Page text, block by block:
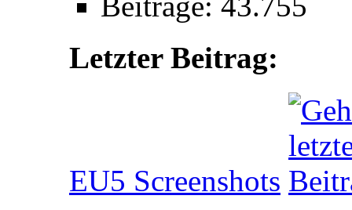
Letzter Beitrag:
EU5 Screenshots